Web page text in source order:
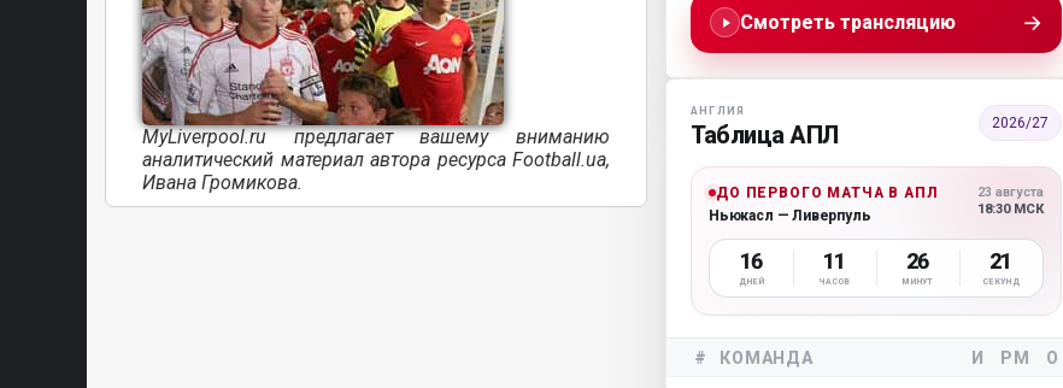
MyLiverpool.ru предлагает вашему вниманию
аналитический материал автора ресурса Football.ua,
Ивана Громикова.
Смотреть трансляцию →
АНГЛИЯ
Таблица АПЛ 2026/27
ДО ПЕРВОГО МАТЧА В АПЛ
Ньюкасл — Ливерпуль
23 августа
18:30 МСК
16
ДНЕЙ
11
ЧАСОВ
26
МИНУТ
19
СЕКУНД
# КОМАНДА И РМ О